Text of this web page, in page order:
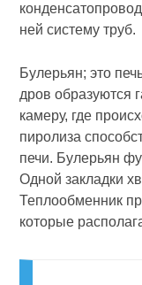
ней систему труб.
Булерьян; это
дров образуются
камеру, где
пиролиза
печи. Булерьян
Одной закладки
Теплообменник
которые